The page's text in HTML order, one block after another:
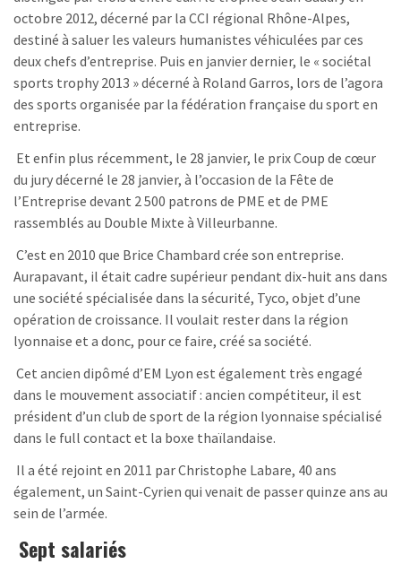
octobre 2012, décerné par la CCI régional Rhône-Alpes,
destiné à saluer les valeurs humanistes véhiculées par ces
deux chefs d’entreprise. Puis en janvier dernier, le « sociétal
sports trophy 2013 » décerné à Roland Garros, lors de l’agora
des sports organisée par la fédération française du sport en
entreprise.
Et enfin plus récemment, le 28 janvier, le prix Coup de cœur
du jury décerné le 28 janvier, à l’occasion de la Fête de
l’Entreprise devant 2 500 patrons de PME et de PME
rassemblés au Double Mixte à Villeurbanne.
C’est en 2010 que Brice Chambard crée son entreprise.
Aurapavant, il était cadre supérieur pendant dix-huit ans dans
une société spécialisée dans la sécurité, Tyco, objet d’une
opération de croissance. Il voulait rester dans la région
lyonnaise et a donc, pour ce faire, créé sa société.
Cet ancien dipômé d’EM Lyon est également très engagé
dans le mouvement associatif : ancien compétiteur, il est
président d’un club de sport de la région lyonnaise spécialisé
dans le full contact et la boxe thaïlandaise.
Il a été rejoint en 2011 par Christophe Labare, 40 ans
également, un Saint-Cyrien qui venait de passer quinze ans au
sein de l’armée.
Sept salariés